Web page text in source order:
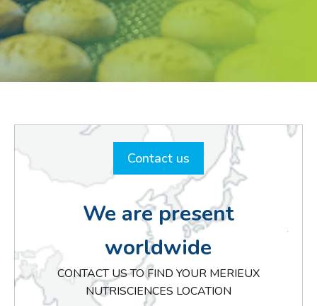
Contact us
We are present
worldwide
CONTACT US TO FIND YOUR MERIEUX
NUTRISCIENCES LOCATION